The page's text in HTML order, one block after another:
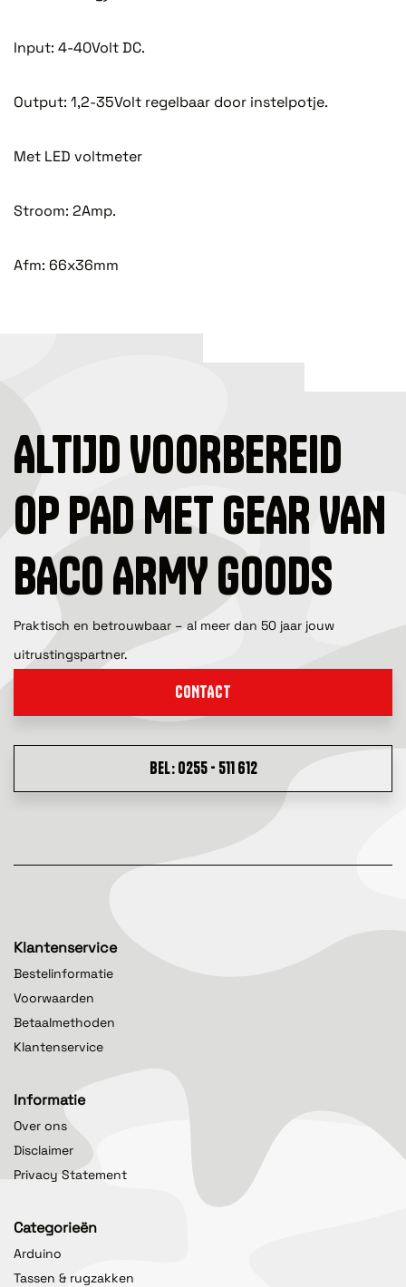
Input: 4-40Volt DC.
Output: 1,2-35Volt regelbaar door instelpotje.
Met LED voltmeter
Stroom: 2Amp.
Afm: 66x36mm
ALTIJD VOORBEREID
OP PAD MET GEAR VAN
BACO ARMY GOODS
Praktisch en betrouwbaar – al meer dan 50 jaar jouw
uitrustingspartner.
CONTACT
BEL: 0255 - 511 612
Klantenservice
Bestelinformatie
Voorwaarden
Betaalmethoden
Klantenservice
Informatie
Over ons
Disclaimer
Privacy Statement
Categorieën
Arduino
Tassen & rugzakken